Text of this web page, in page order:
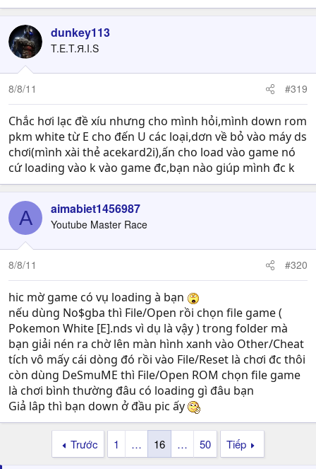
dunkey113
T.E.T.Я.I.S
8/8/11 #319
Chắc hơi lạc đề xíu nhưng cho mình hỏi,mình down rom
pkm white từ E cho đến U các loại,dơn về bỏ vào máy ds
chơi(mình xài thẻ acekard2i),ấn cho load vào game nó
cứ loading vào k vào game đc,bạn nào giúp mình đc k
A aimabiet1456987
Youtube Master Race
8/8/11 #320
hic mờ game có vụ loading à bạn
nếu dùng No$gba thì File/Open rồi chọn file game (
Pokemon White [E].nds vì dụ là vậy ) trong folder mà
bạn giải nén ra chờ lên màn hình xanh vào Other/Cheat
tích vô mấy cái dòng đó rồi vào File/Reset là chơi đc thôi
còn dùng DeSmuME thì File/Open ROM chọn file game
là chơi bình thường đâu có loading gì đâu bạn
Giả lâp thì bạn down ở đầu pic ấy
Trước 1 … 16 … 50 Tiếp